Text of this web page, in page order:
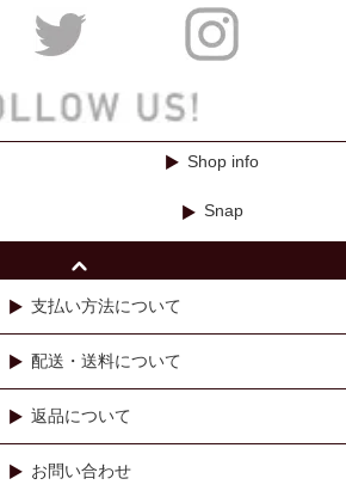
Shop info
Snap
支払い方法について
配送・送料について
返品について
お問い合わせ